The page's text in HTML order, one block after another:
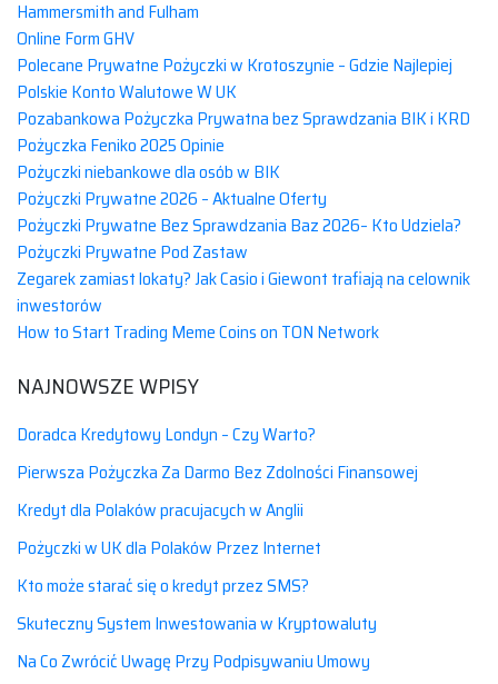
Hammersmith and Fulham
Online Form GHV
Polecane Prywatne Pożyczki w Krotoszynie – Gdzie Najlepiej
Polskie Konto Walutowe W UK
Pozabankowa Pożyczka Prywatna bez Sprawdzania BIK i KRD
Pożyczka Feniko 2025 Opinie
Pożyczki niebankowe dla osób w BIK
Pożyczki Prywatne 2026 – Aktualne Oferty
Pożyczki Prywatne Bez Sprawdzania Baz 2026– Kto Udziela?
Pożyczki Prywatne Pod Zastaw
Zegarek zamiast lokaty? Jak Casio i Giewont trafiają na celownik
inwestorów
How to Start Trading Meme Coins on TON Network
NAJNOWSZE WPISY
Doradca Kredytowy Londyn – Czy Warto?
Pierwsza Pożyczka Za Darmo Bez Zdolności Finansowej
Kredyt dla Polaków pracujacych w Anglii
Pożyczki w UK dla Polaków Przez Internet
Kto może starać się o kredyt przez SMS?
Skuteczny System Inwestowania w Kryptowaluty
Na Co Zwrócić Uwagę Przy Podpisywaniu Umowy